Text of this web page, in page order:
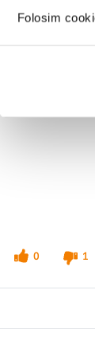
Folosim
0 1